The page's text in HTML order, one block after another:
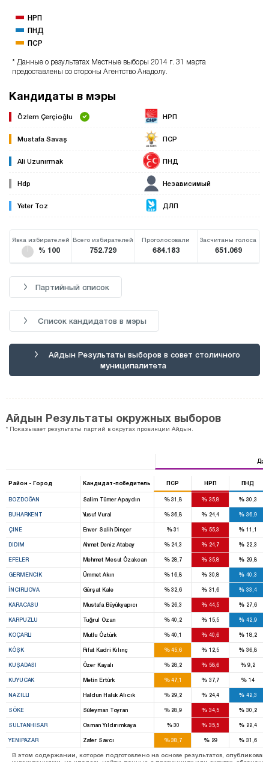
НРП
ПНД
ПСР
* Данные о результатах Местные выборы 2014 г. 31 марта
предоставлены со стороны Агентство Анадолу.
Кандидаты в мэры
Özlem Çerçioğlu НРП
Mustafa Savaş ПСР
Ali Uzunırmak ПНД
Hdp Независимый
Yeter Toz ДЛП
Явка избирателей
% 100
Всего избирателей
752.729
Проголосовали
684.183
Засчитаны голоса
651.069
Партийный список
Список кандидатов в мэры
Айдын Результаты выборов в совет столичного
муниципалитета
Айдын Результаты окружных выборов
* Показывает результаты партий в округах провинции Айдын.
Район - Город Кандидат-победитель ПСР НРП ПНД
BOZDOĞAN Salim Tümer Apaydın %31,8 %35,8 % 30,3
BUHARKENT Yusuf Vural %36,8 %24,4 % 36,9
ÇINE Enver Salih Dinçer %31 %55,3 % 11,1
DIDIM Ahmet Deniz Atabay %24,3 %24,7 % 22,3
EFELER Mehmet Mesut Özakcan %28,7 %35,8 % 29,8
GERMENCIK Ümmet Akın %16,8 %30,8 % 40,3
İNCIRLIOVA Gürşat Kale %32,6 %31,6 % 33,4
KARACASU Mustafa Büyükyapıcı %26,3 %44,5 % 27,6
KARPUZLU Tuğrul Ozan %40,2 %15,5 % 42,9
KOÇARLI Mutlu Öztürk %40,1 %40,6 % 18,2
KÖŞK Rıfat Kadri Kılınç %45,6 %12,5 % 36,8
KUŞADASI Özer Kayalı %28,2 %58,6 %9,2
KUYUCAK Metin Ertürk %47,1 %37,7 % 14
NAZILLI Haldun Haluk Alıcık %29,2 %24,4 % 42,3
SÖKE Süleyman Toyran %28,9 %34,5 % 30,2
SULTANHISAR Osman Yıldırımkaya %30 %35,5 % 22,4
YENIPAZAR Zafer Savcı %38,7 %29 % 31,6
В этом содержании, которое подготовлено на основе результатов,